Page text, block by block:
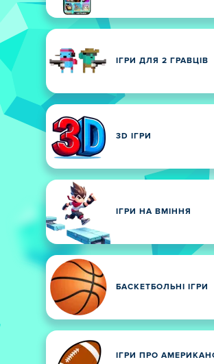
ІГРИ ДЛЯ 2 ГРАВЦІВ
3D ІГРИ
ІГРИ НА ВМІННЯ
БАСКЕТБОЛЬНІ ІГРИ
ІГРИ ПРО